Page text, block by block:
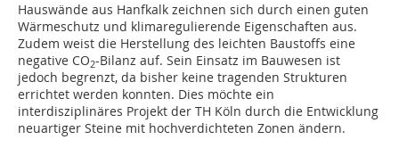
Hauswände aus Hanfkalk zeichnen sich durch einen guten
Wärmeschutz und klimaregulierende Eigenschaften aus.
Zudem weist die Herstellung des leichten Baustoffs eine
negative CO2-Bilanz auf. Sein Einsatz im Bauwesen ist
jedoch begrenzt, da bisher keine tragenden Strukturen
errichtet werden konnten. Dies möchte ein
interdisziplinäres Projekt der TH Köln durch die Entwicklung
neuartiger Steine mit hochverdichteten Zonen ändern.